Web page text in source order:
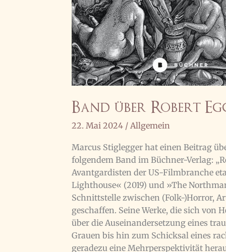
Band über Robert
22. Mai 2024 / Allgemein
Marcus Stiglegger hat einen Beitrag
folgendem Band im Büchner-Verlag:
Avantgardisten der US-Filmbranche
Lighthouse« (2019) und »The
Schnittstelle zwischen (Folk-)Horror,
geschaffen. Seine Werke, die sich von
über die Auseinandersetzung eines
Grauen bis hin zum Schicksal eines
geradezu eine Mehrperspektivität